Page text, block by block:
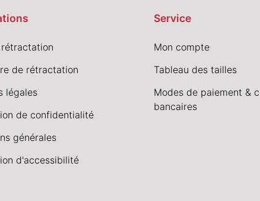
de rétractation
légales
de confidentialité
générales
d'accessibilité
Service
Mon compte
Tableau des tailles
Modes de paiement &
bancaires